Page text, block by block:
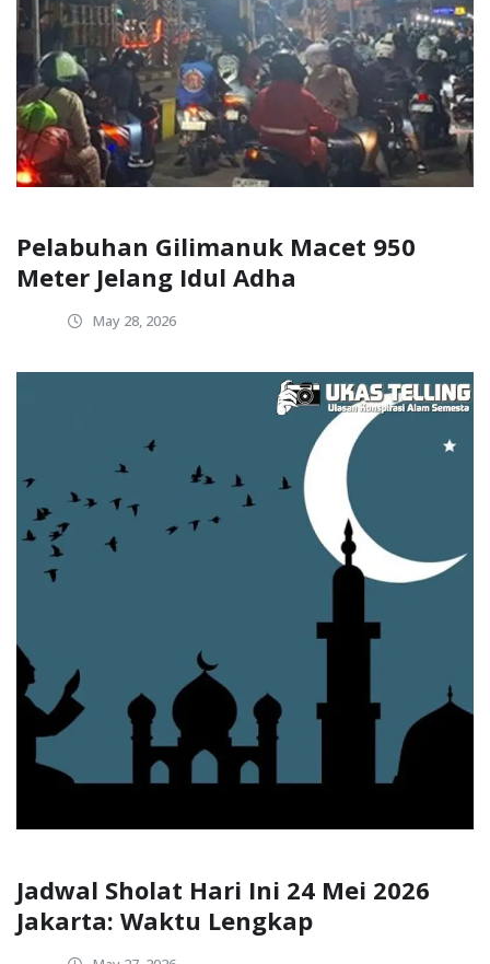
Pelabuhan Gilimanuk Macet 950
Meter Jelang Idul Adha
May 28, 2026
Jadwal Sholat Hari Ini 24 Mei 2026
Jakarta: Waktu Lengkap